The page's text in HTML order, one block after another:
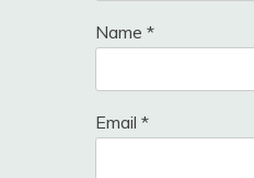
Name *
Email *